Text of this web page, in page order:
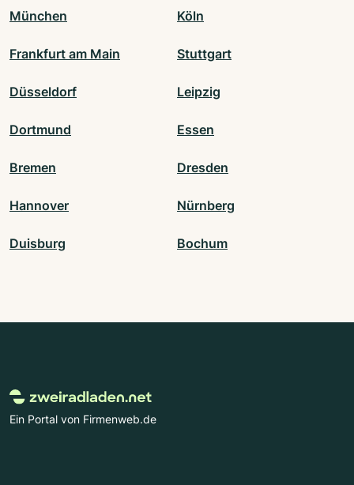
München Köln
Frankfurt am Main Stuttgart
Düsseldorf Leipzig
Dortmund Essen
Bremen Dresden
Hannover Nürnberg
Duisburg Bochum
Ein Portal von Firmenweb.de